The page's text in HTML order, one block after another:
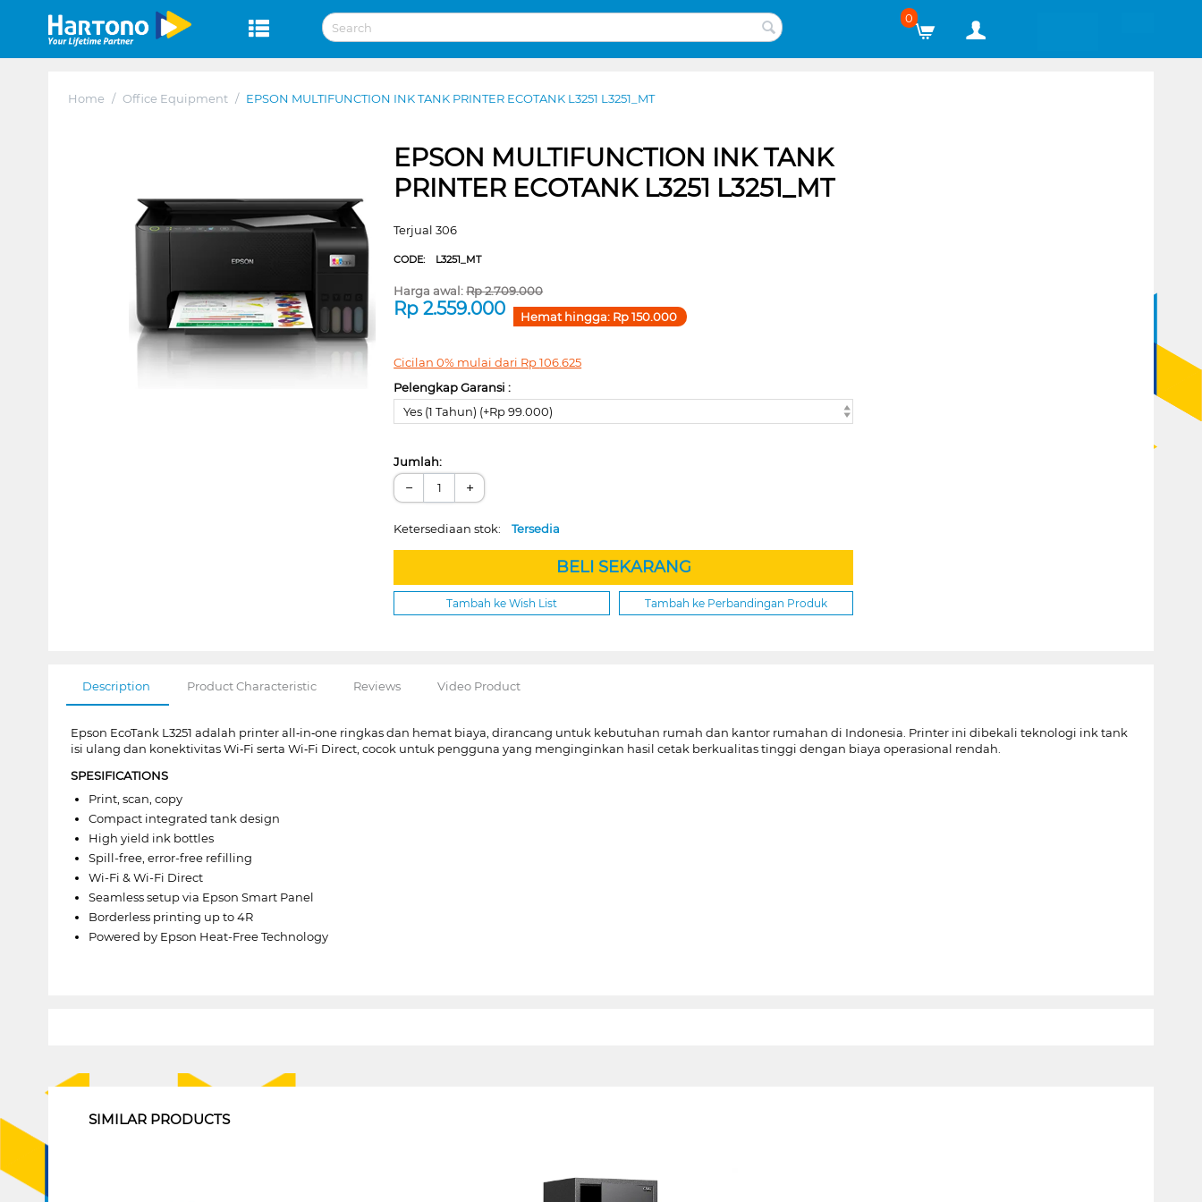
0
Home / Office Equipment / EPSON MULTIFUNCTION INK TANK PRINTER ECOTANK L3251 L3251_MT
EPSON MULTIFUNCTION INK TANK
PRINTER ECOTANK L3251 L3251_MT
Terjual 306
CODE: L3251_MT
Harga awal:Rp2.709.000
Rp2.559.000 Hemat hingga: Rp150.000
Cicilan 0% mulai dari Rp106.625
Pelengkap Garansi :
Yes (1 Tahun) (+Rp 99.000)
Jumlah:
− +
Ketersediaan stok:Tersedia
BELI SEKARANG
Tambah ke Wish List Tambah ke Perbandingan Produk
Description Product Characteristic Reviews Video Product
Epson EcoTank L3251 adalah printer all‑in‑one ringkas dan hemat biaya, dirancang untuk kebutuhan rumah dan kantor rumahan di Indonesia. Printer ini dibekali teknologi ink tank
isi ulang dan konektivitas Wi‑Fi serta Wi‑Fi Direct, cocok untuk pengguna yang menginginkan hasil cetak berkualitas tinggi dengan biaya operasional rendah.
SPESIFICATIONS
Print, scan, copy
Compact integrated tank design
High yield ink bottles
Spill-free, error-free refilling
Wi-Fi & Wi-Fi Direct
Seamless setup via Epson Smart Panel
Borderless printing up to 4R
Powered by Epson Heat-Free Technology
SIMILAR PRODUCTS